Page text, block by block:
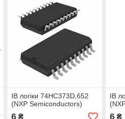
ІВ логіки 74HC373D,652
(NXP Semiconductors)
6₴
ІВ
6 ₴